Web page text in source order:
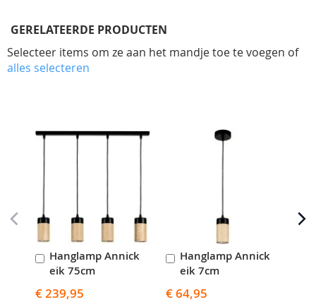
GERELATEERDE PRODUCTEN
Selecteer items om ze aan het mandje toe te voegen of
alles selecteren
Hanglamp Annick
eik 75cm
€ 239,95
In
Winkelwagen
Hanglamp Annick
eik 7cm
€ 64,95
In
Winkelwagen